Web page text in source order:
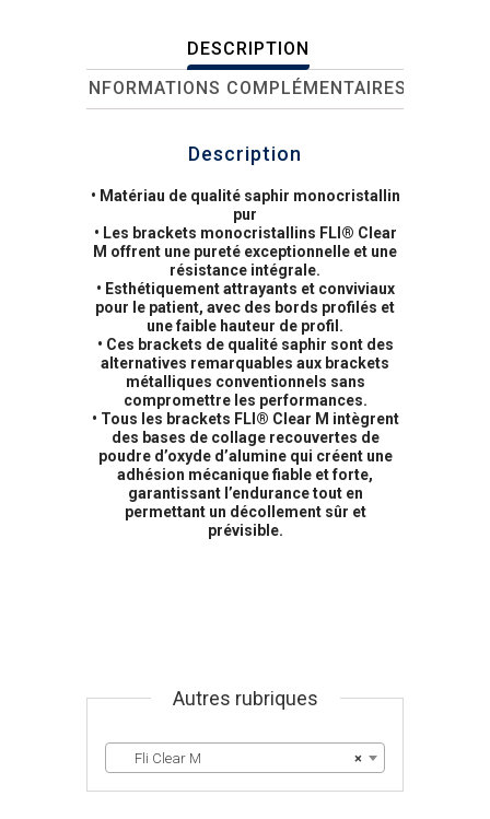
DESCRIPTION
INFORMATIONS COMPLÉMENTAIRES
Description
• Matériau de qualité saphir monocristallin
pur
• Les brackets monocristallins FLI® Clear
M offrent une pureté exceptionnelle et une
résistance intégrale.
• Esthétiquement attrayants et conviviaux
pour le patient, avec des bords profilés et
une faible hauteur de profil.
• Ces brackets de qualité saphir sont des
alternatives remarquables aux brackets
métalliques conventionnels sans
compromettre les performances.
• Tous les brackets FLI® Clear M intègrent
des bases de collage recouvertes de
poudre d’oxyde d’alumine qui créent une
adhésion mécanique fiable et forte,
garantissant l’endurance tout en
permettant un décollement sûr et
prévisible.
Autres rubriques
×
Fli Clear M